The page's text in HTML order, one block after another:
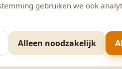
gebruiken we ook
Alleen noodzakelijk